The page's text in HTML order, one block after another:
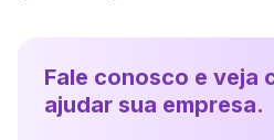
Fale conosco e veja
ajudar sua empresa.